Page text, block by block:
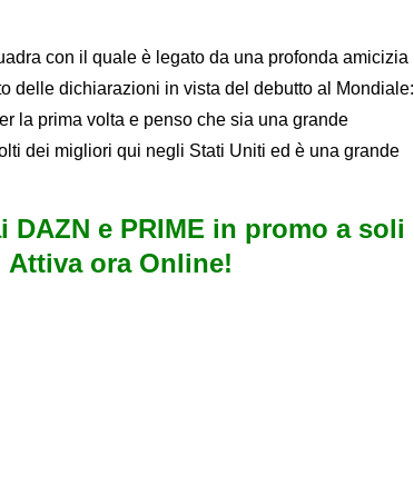
con il quale è legato da una profonda amicizia
delle dichiarazioni in vista del debutto al Mondiale:
la prima volta e penso che sia una grande
dei migliori qui negli Stati Uniti ed è una grande
DAZN e PRIME in promo a soli
Attiva ora Online!